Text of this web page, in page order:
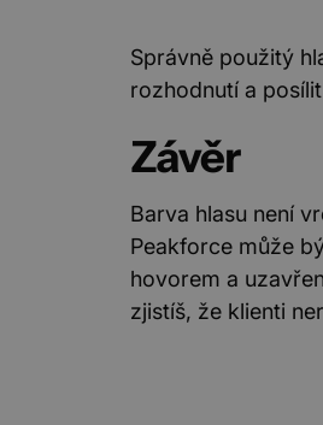
Správně použitý
rozhodnutí a
Závěr
Barva hlasu není
Peakforce může
hovorem a
zjistíš, že klienti
ANONCHK
bscookie
svSession
SM